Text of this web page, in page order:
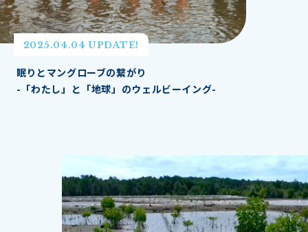
2025.04.04 UPDATE!
眠りとマングローブの繋がり
-「わたし」と「地球」のウェルビーイング-